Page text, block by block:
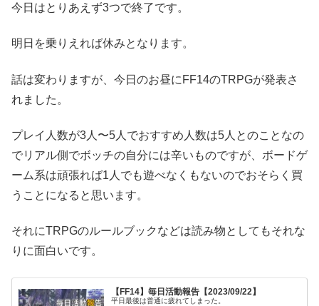
今日はとりあえず3つで終了です。
明日を乗りえれば休みとなります。
話は変わりますが、今日のお昼にFF14のTRPGが発表さ
れました。
プレイ人数が3人〜5人でおすすめ人数は5人とのことなの
でリアル側でボッチの自分には辛いものですが、ボードゲ
ーム系は頑張れば1人でも遊べなくもないのでおそらく買
うことになると思います。
それにTRPGのルールブックなどは読み物としてもそれな
りに面白いです。
【FF14】毎日活動報告【2023/09/22】
平日最後は普通に疲れてしまった。